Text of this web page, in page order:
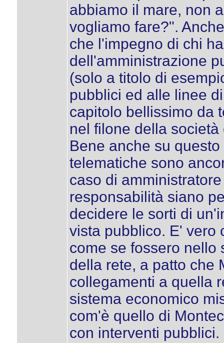
abbiamo il mare, non
vogliamo fare?".
che l'impegno di chi
dell'amministrazione
(solo a titolo di
pubblici ed alle linee
capitolo bellissimo da
nel filone della
Bene anche su
telematiche sono
caso di
responsabilità siano
decidere le sorti di
vista pubblico. E' vero
come se fossero nello
della rete, a patto che
collegamenti a quella
sistema economico
com'è quello di
con interventi